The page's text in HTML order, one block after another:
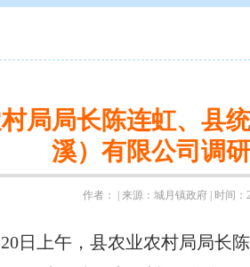
局局长陈连虹、县
溪）有限公司调
作者： | 来源：城月镇政府 | 时间：
20日上午，县农业农村局局长